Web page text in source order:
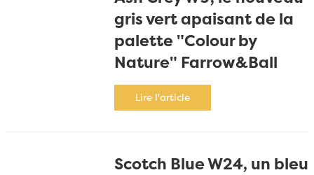
gris vert apaisant de la
palette "Colour by
Nature" Farrow&Ball
Lire l'article
Scotch Blue W24, un bleu